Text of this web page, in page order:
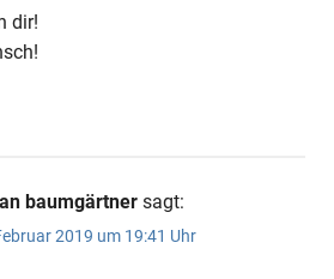
dir!
baumgärtner sagt:
2019 um 19:41 Uhr